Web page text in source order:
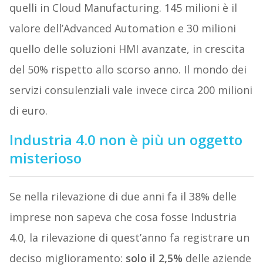
quelli in Cloud Manufacturing. 145 milioni è il
valore dell’Advanced Automation e 30 milioni
quello delle soluzioni HMI avanzate, in crescita
del 50% rispetto allo scorso anno. Il mondo dei
servizi consulenziali vale invece circa 200 milioni
di euro.
Industria 4.0 non è più un oggetto
misterioso
Se nella rilevazione di due anni fa il 38% delle
imprese non sapeva che cosa fosse Industria
4.0, la rilevazione di quest’anno fa registrare un
deciso miglioramento: solo il 2,5% delle aziende